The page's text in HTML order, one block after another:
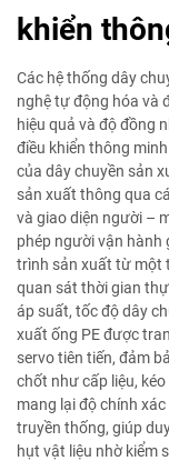
khiển
Các hệ thống dây
nghệ tự động hóa và
hiệu quả và độ đồng
điều khiển thông
của dây chuyền sản
sản xuất thông qua
và giao diện người –
phép người vận hành
trình sản xuất từ một
quan sát thời gian
áp suất, tốc độ dây
xuất ống PE được
servo tiên tiến, đảm
chốt như cấp liệu,
mang lại độ chính
truyền thống, giúp
hụt vật liệu nhờ kiểm